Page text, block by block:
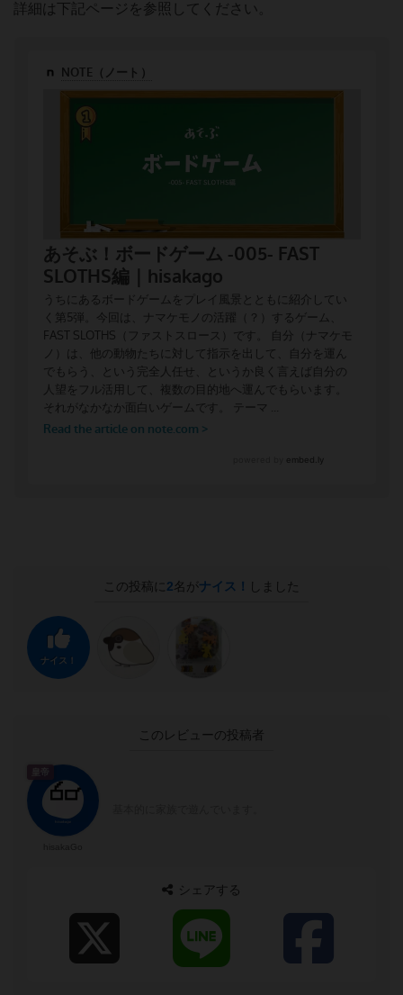
詳細は下記ページを参照してください。
この投稿に 2名がナイス！ しました
ナイス！
このレビューの投稿者
皇帝
シェアする